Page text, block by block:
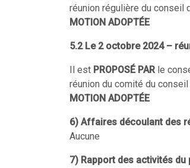
réunion régulière du conseil
MOTION ADOPTÉE
5.2 Le 2 octobre 2024 –
Il est PROPOSÉ PAR le
réunion du comité du
MOTION ADOPTÉE
6) Affaires découlant des
Aucune
7) Rapport des activités